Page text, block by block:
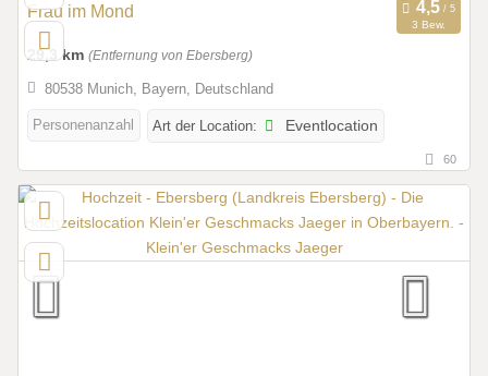
Frau im Mond
3 Bew.
29,3 km (Entfernung von Ebersberg)
80538 Munich, Bayern, Deutschland
Personenanzahl Art der Location: Eventlocation
60